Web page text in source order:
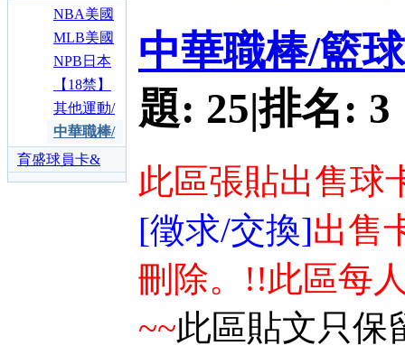
NBA美國
職籃球員
卡交易專
區
MLB美國
職棒球員
卡交易專
區
NPB日本
職棒球員
卡交易專
區
【18禁】
AV女優收
藏卡交易
專區
其他運動/
影視漫畫
明星卡交
易專區
中華職棒/
籃球球卡
交易專區
育盛球員卡&
各類運動討論
中華職棒/籃
題: 25|排名: 3
此區張貼出售球
[徵求/交換]出售
刪除。!!此區每
~~此區貼文只保